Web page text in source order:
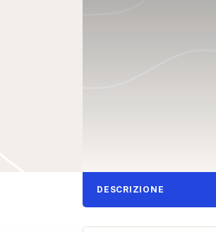
DESCRIZIONE